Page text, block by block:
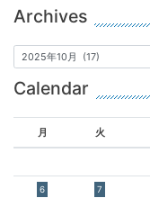
Archives
Calendar
月 火
6 7